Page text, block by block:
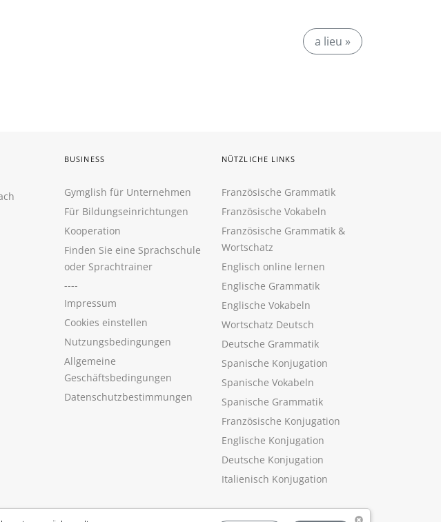
a lieu »
BUSINESS
Gymglish für Unternehmen
Für Bildungseinrichtungen
Kooperation
Finden Sie eine Sprachschule
oder Sprachtrainer
----
Impressum
Cookies einstellen
Nutzungsbedingungen
Allgemeine
Geschäftsbedingungen
Datenschutzbestimmungen
NÜTZLICHE LINKS
Französische Grammatik
Französische Vokabeln
Französische Grammatik &
Wortschatz
Englisch online lernen
Englische Grammatik
Englische Vokabeln
Wortschatz Deutsch
Deutsche Grammatik
Spanische Konjugation
Spanische Vokabeln
Spanische Grammatik
Französische Konjugation
Englische Konjugation
Deutsche Konjugation
Italienisch Konjugation